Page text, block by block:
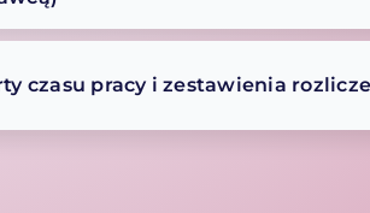
czasu pracy i zestawienia